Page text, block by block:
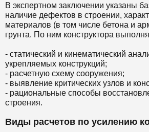
В экспертном заключении указаны
наличие дефектов в строении,
материалов (в том числе бетона и
грунта. По ним конструктора
- статический и кинематический
укрепляемых конструкций;
- расчетную схему сооружения;
- выявление критических узлов и
- рациональные способы
строения.
Виды расчетов по усилению